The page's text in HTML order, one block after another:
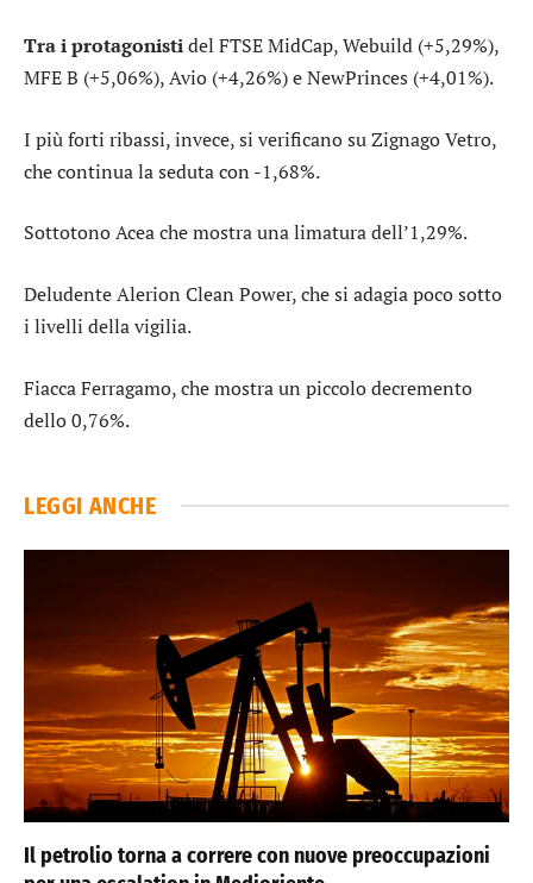
Tra i protagonistidel FTSE MidCap,Webuild (+5,29%),
MFE B (+5,06%),Avio (+4,26%) eNewPrinces (+4,01%).
I più forti ribassi, invece, si verificano suZignago Vetro,
che continua la seduta con -1,68%.
SottotonoAceache mostra una limatura dell’1,29%.
DeludenteAlerion Clean Power, che si adagia poco sotto
i livelli della vigilia.
FiaccaFerragamo, che mostra un piccolo decremento
dello 0,76%.
LEGGI ANCHE
Il petrolio torna a correre con nuove preoccupazioni